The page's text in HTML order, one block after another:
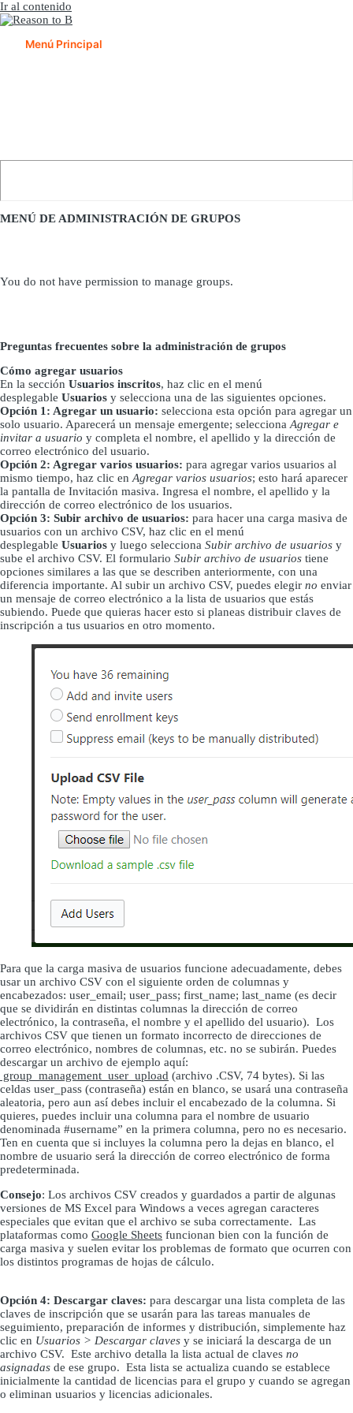
Ir al contenido
Menú Principal
MENÚ DE ADMINISTRACIÓN DE GRUPOS
You do not have permission to manage groups.
Preguntas frecuentes sobre la administración de grupos
Cómo agregar usuarios
En la sección Usuarios inscritos, haz clic en el menú
desplegable Usuarios y selecciona una de las siguientes opciones.
Opción 1: Agregar un usuario: selecciona esta opción para agregar un
solo usuario. Aparecerá un mensaje emergente; seleccionaAgregar e
invitar a usuario y completa el nombre, el apellido y la dirección de
correo electrónico del usuario.
Opción 2: Agregar varios usuarios: para agregar varios usuarios al
mismo tiempo, haz clic enAgregar varios usuarios; esto hará aparecer
la pantalla de Invitación masiva. Ingresa el nombre, el apellido y la
dirección de correo electrónico de los usuarios.
Opción 3: Subir archivo de usuarios: para hacer una carga masiva de
usuarios con un archivo CSV, haz clic en el menú
desplegable Usuarios y luego selecciona Subir archivo de usuarios y
sube el archivo CSV. El formulario Subir archivo de usuarios tiene
opciones similares a las que se describen anteriormente, con una
diferencia importante. Al subir un archivo CSV, puedes elegir no enviar
un mensaje de correo electrónico a la lista de usuarios que estás
subiendo. Puede que quieras hacer esto si planeas distribuir claves de
inscripción a tus usuarios en otro momento.
Para que la carga masiva de usuarios funcione adecuadamente, debes
usar un archivo CSV con el siguiente orden de columnas y
encabezados: user_email; user_pass; first_name; last_name (es decir
que se dividirán en distintas columnas la dirección de correo
electrónico, la contraseña, el nombre y el apellido del usuario). Los
archivos CSV que tienen un formato incorrecto de direcciones de
correo electrónico, nombres de columnas, etc. no se subirán. Puedes
descargar un archivo de ejemplo aquí:
group_management_user_upload (archivo .CSV, 74 bytes). Si las
celdas user_pass (contraseña) están en blanco, se usará una contraseña
aleatoria, pero aun así debes incluir el encabezado de la columna. Si
quieres, puedes incluir una columna para el nombre de usuario
denominada #username” en la primera columna, pero no es necesario.
Ten en cuenta que si incluyes la columna pero la dejas en blanco, el
nombre de usuario será la dirección de correo electrónico de forma
predeterminada.
Consejo: Los archivos CSV creados y guardados a partir de algunas
versiones de MS Excel para Windows a veces agregan caracteres
especiales que evitan que el archivo se suba correctamente. Las
plataformas como Google Sheets funcionan bien con la función de
carga masiva y suelen evitar los problemas de formato que ocurren con
los distintos programas de hojas de cálculo.
Opción 4: Descargar claves: para descargar una lista completa de las
claves de inscripción que se usarán para las tareas manuales de
seguimiento, preparación de informes y distribución, simplemente haz
clic en Usuarios > Descargar claves y se iniciará la descarga de un
archivo CSV. Este archivo detalla la lista actual de claves no
asignadas de ese grupo. Esta lista se actualiza cuando se establece
inicialmente la cantidad de licencias para el grupo y cuando se agregan
o eliminan usuarios y licencias adicionales.